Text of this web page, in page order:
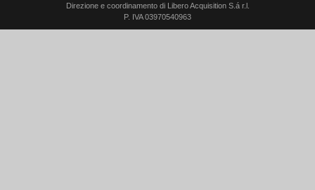
Direzione e coordinamento di Libero Acquisition S.á r.l.
P. IVA 03970540963